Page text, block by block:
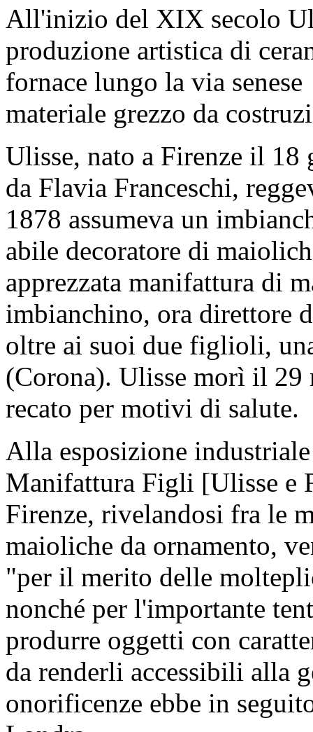
All'inizio del XIX secolo
produzione artistica di
fornace lungo la via
materiale grezzo da
Ulisse, nato a Firenze il 18
da Flavia Franceschi,
1878 assumeva un
abile decoratore di
apprezzata manifattura di
imbianchino, ora direttore
oltre ai suoi due figlioli,
(Corona). Ulisse morì il 29
recato per motivi di salute.
Alla esposizione
Manifattura Figli [Ulisse e
Firenze, rivelandosi fra le
maioliche da ornamento,
"per il merito delle
nonché per l'importante
produrre oggetti con
da renderli accessibili alla
onorificenze ebbe in